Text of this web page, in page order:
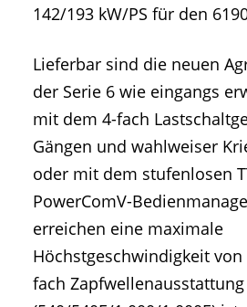
142/193 kW/PS für den
Lieferbar sind die neuen
der Serie 6 wie eingangs
mit dem 4-fach
Gängen und wahlweiser
oder mit dem stufenlosen
PowerComV-
erreichen eine maximale
Höchstgeschwindigkeit
fach Zapfwellenausstattung